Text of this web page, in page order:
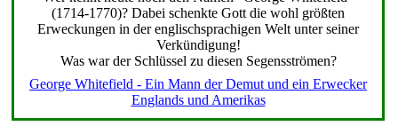
(1714-1770)? Dabei schenkte Gott die wohl größten
Erweckungen in der englischsprachigen Welt unter seiner
Verkündigung!
Was war der Schlüssel zu diesen Segensströmen?
George Whitefield - Ein Mann der Demut und ein Erwecker
Englands und Amerikas